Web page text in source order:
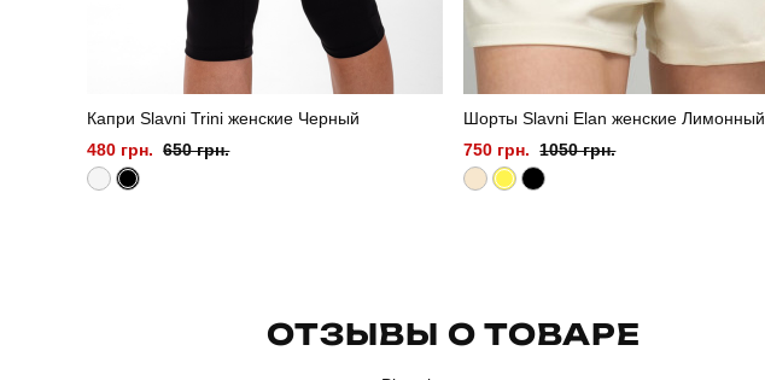
Капри Slavni Trini женские Черный
480 грн. 650 грн.
Шорты Slavni Elan женские Лимонный
750 грн. 1050 грн.
ОТЗЫВЫ О ТОВАРЕ